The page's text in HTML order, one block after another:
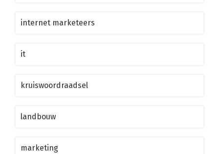
internet marketeers
it
kruiswoordraadsel
landbouw
marketing